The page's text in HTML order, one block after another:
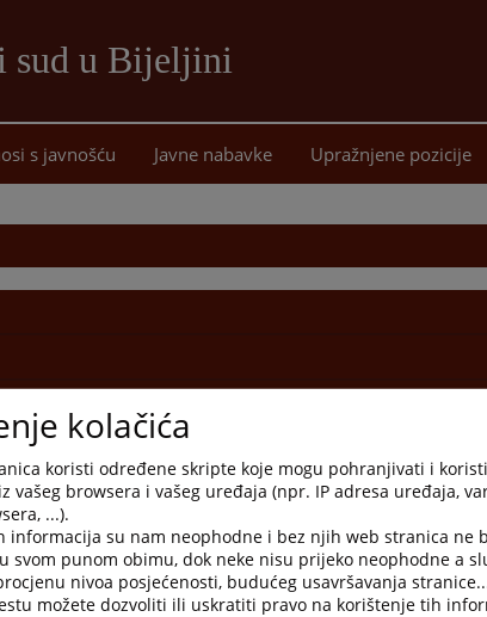
sud u Bijeljini
sadržaj
s javnošću Javne nabavke Upražnjene pozicije
kolačića
koristi određene skripte koje mogu pohranjivati i
vašeg browsera i vašeg uređaja (npr. IP adresa uređaja,
...).
informacija su nam neophodne i bez njih web stranica ne
svom punom obimu, dok neke nisu prijeko neophodne a
nivoa posjećenosti, budućeg usavršavanja
možete dozvoliti ili uskratiti pravo na korištenje tih